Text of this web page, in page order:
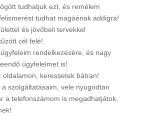
tudhatjuk ezt, és remélem
tudhat magáénak addigra!
és jövőbeli tervekkel
cél felé!
rendelkezésére, és nagy
ügyfeleimet is!
oldalamon, keressetek bátran!
szolgáltatásaim, vele nyugodtan
a telefonszámom is megadhatjátok.